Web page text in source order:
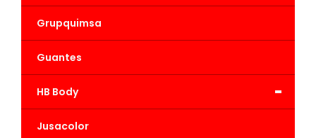
Grupquimsa
Guantes
-
HB Body
Jusacolor